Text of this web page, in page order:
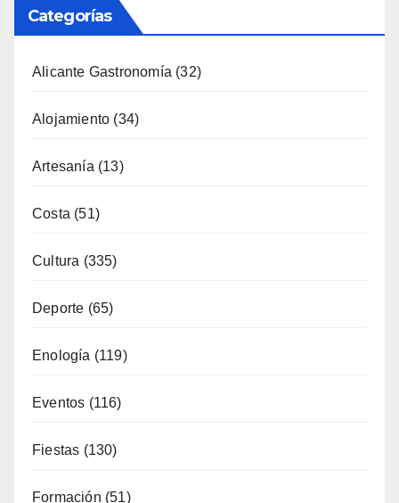
Alicante Gastronomía
Alojamiento (34)
Artesanía(13)
Costa(51)
Cultura(335)
Deporte(65)
Enología(119)
Eventos(116)
Fiestas(130)